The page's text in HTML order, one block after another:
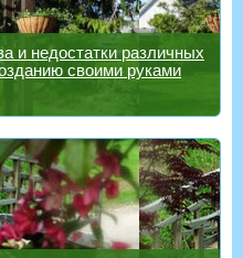
и недостатки различных
своими руками